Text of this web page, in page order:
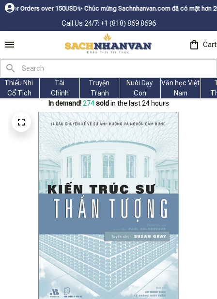
over 150USDㅤ✨Chúc mừng Sachnhanvan.com đã có mặt hơn 200 quốc
Call Us 24/7: +1 (818) 869 8696
Cart
Thiếu Nhi
Cổ Tích
Tài
Chính
Truyện
Tranh
Nuôi Dạy
Con
Văn học Việt
Nam
In demand! 278 sold in the last 24 hours